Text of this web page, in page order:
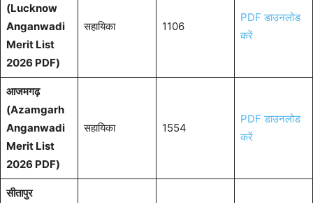
(Lucknow
Anganwadi
Merit List
2026 PDF)
सहायिका 1106
PDF डाउनलोड
करें
आजमगढ़
(Azamgarh
Anganwadi
Merit List
2026 PDF)
सहायिका 1554
PDF डाउनलोड
करें
सीतापुर